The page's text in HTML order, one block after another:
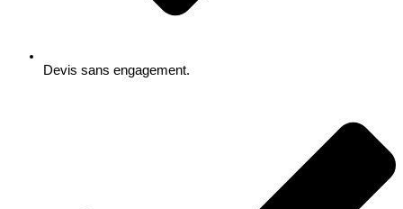
Devis sans engagement.